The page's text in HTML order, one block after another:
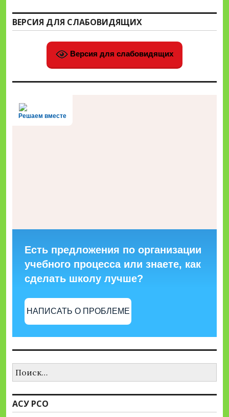
ВЕРСИЯ ДЛЯ СЛАБОВИДЯЩИХ
Версия для слабовидящих
Решаем вместе
Есть предложения по организации
учебного процесса или знаете, как
сделать школу лучше?
НАПИСАТЬ О ПРОБЛЕМЕ
АСУ РСО